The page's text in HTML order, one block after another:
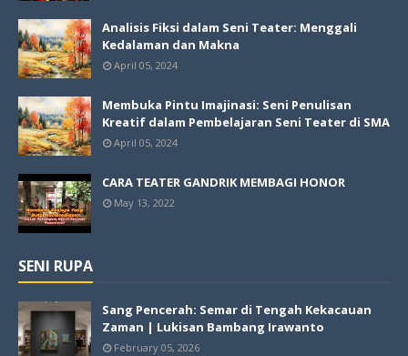
Analisis Fiksi dalam Seni Teater: Menggali
Kedalaman dan Makna
April 05, 2024
Membuka Pintu Imajinasi: Seni Penulisan
Kreatif dalam Pembelajaran Seni Teater di SMA
April 05, 2024
CARA TEATER GANDRIK MEMBAGI HONOR
May 13, 2022
SENI RUPA
Sang Pencerah: Semar di Tengah Kekacauan
Zaman | Lukisan Bambang Irawanto
February 05, 2026